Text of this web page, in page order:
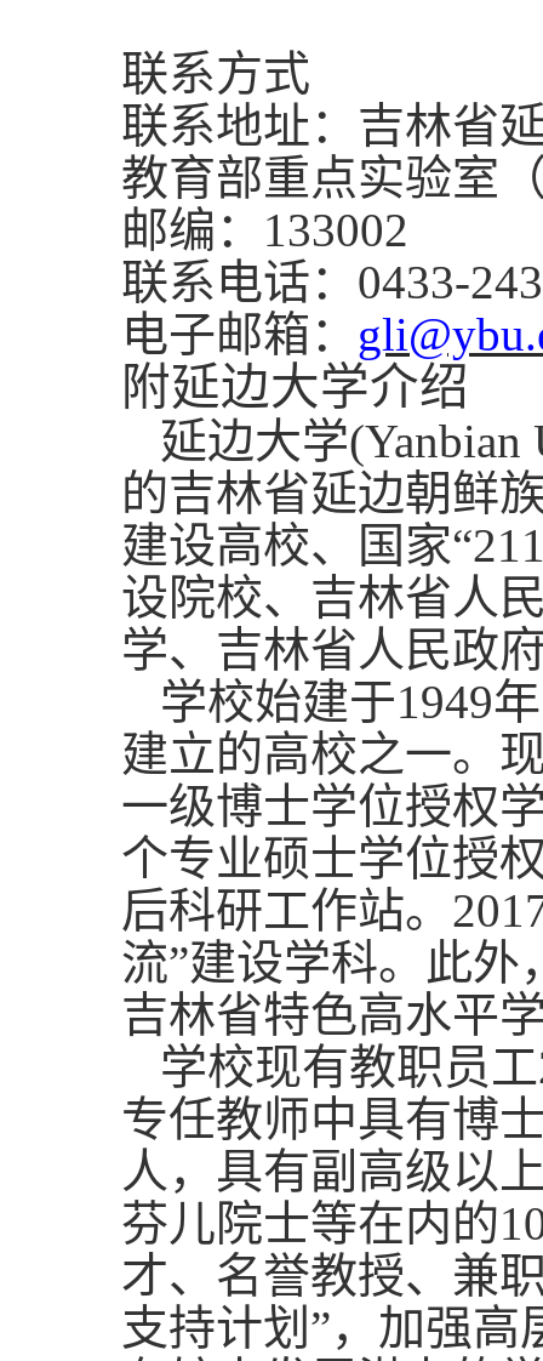
联系方式
联系地址：吉林省
教育部重点实验室
邮编： 133002
联系电话： 0433-
电子邮箱：
附延边大学介绍
延边大学
的吉林省延边朝鲜
建设高校、国家
设院校、吉林省人
学、吉林省人民政
学校始建于1949
建立的高校之一。
一级博士学位授权
个专业硕士学位授
后科研工作站。
流”建设学科。此外
吉林省特色高水平
学校现有教职员工
专任教师中具有博
人，具有副高级以
芬儿院士等在内的
才、名誉教授、兼
支持计划”，加强